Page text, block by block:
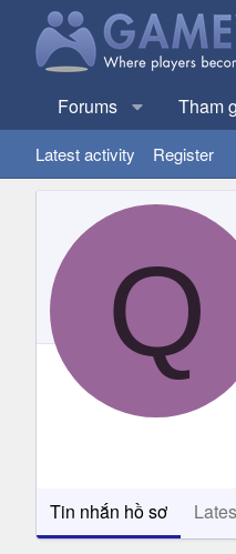
Forums Tham
Latest activity Register
Q
Tin nhắn hồ sơ